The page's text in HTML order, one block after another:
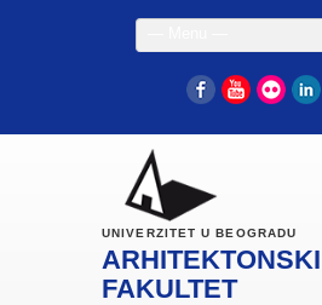
FacebookYouTube
Flickr
UNIVERZITET U BEOGRADU
ARHITEKTONSKI
FAKULTET